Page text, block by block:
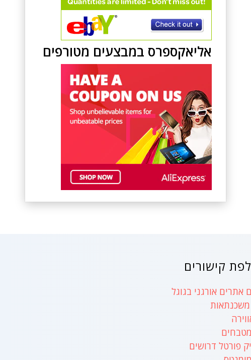
אליאקספרס במבצעים מטורפים
קישורים
אתרים אורגני בגוגל
משכנתאות
פורטל דרושים